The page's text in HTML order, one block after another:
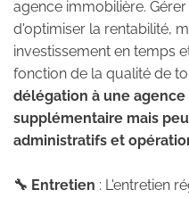
agence immobilière.
d'optimiser la rentabilité,
investissement en temps
fonction de la qualité de
délégation à une
supplémentaire mais
administratifs et
🔧 Entretien : L'entretien